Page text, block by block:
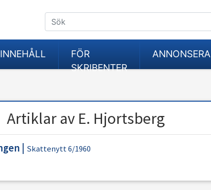
INNEHÅLL
FÖR
SKRIBENTER
ANNONSERA
Artiklar av E. Hjortsberg
Skattenytt 6/1960